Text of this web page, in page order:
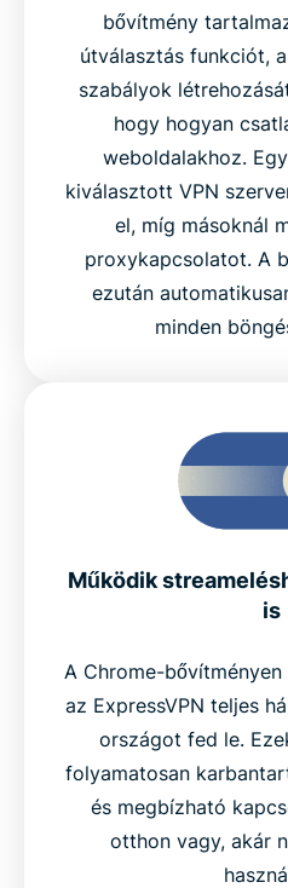
bővítmény
útválasztás funkciót,
szabályok
hogy hogyan
weboldalakhoz.
kiválasztott VPN
el, míg másoknál
proxykapcsolatot. A
ezután
minden
Működik
is
A Chrome-
az ExpressVPN teljes
országot fed le.
folyamatosan
és megbízható
otthon vagy, akár